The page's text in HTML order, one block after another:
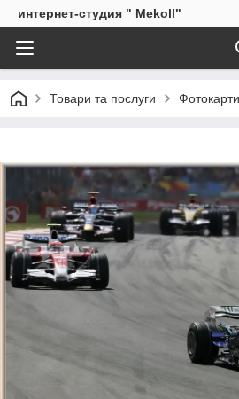
интернет-студия " Mekoll"
Товари та послуги